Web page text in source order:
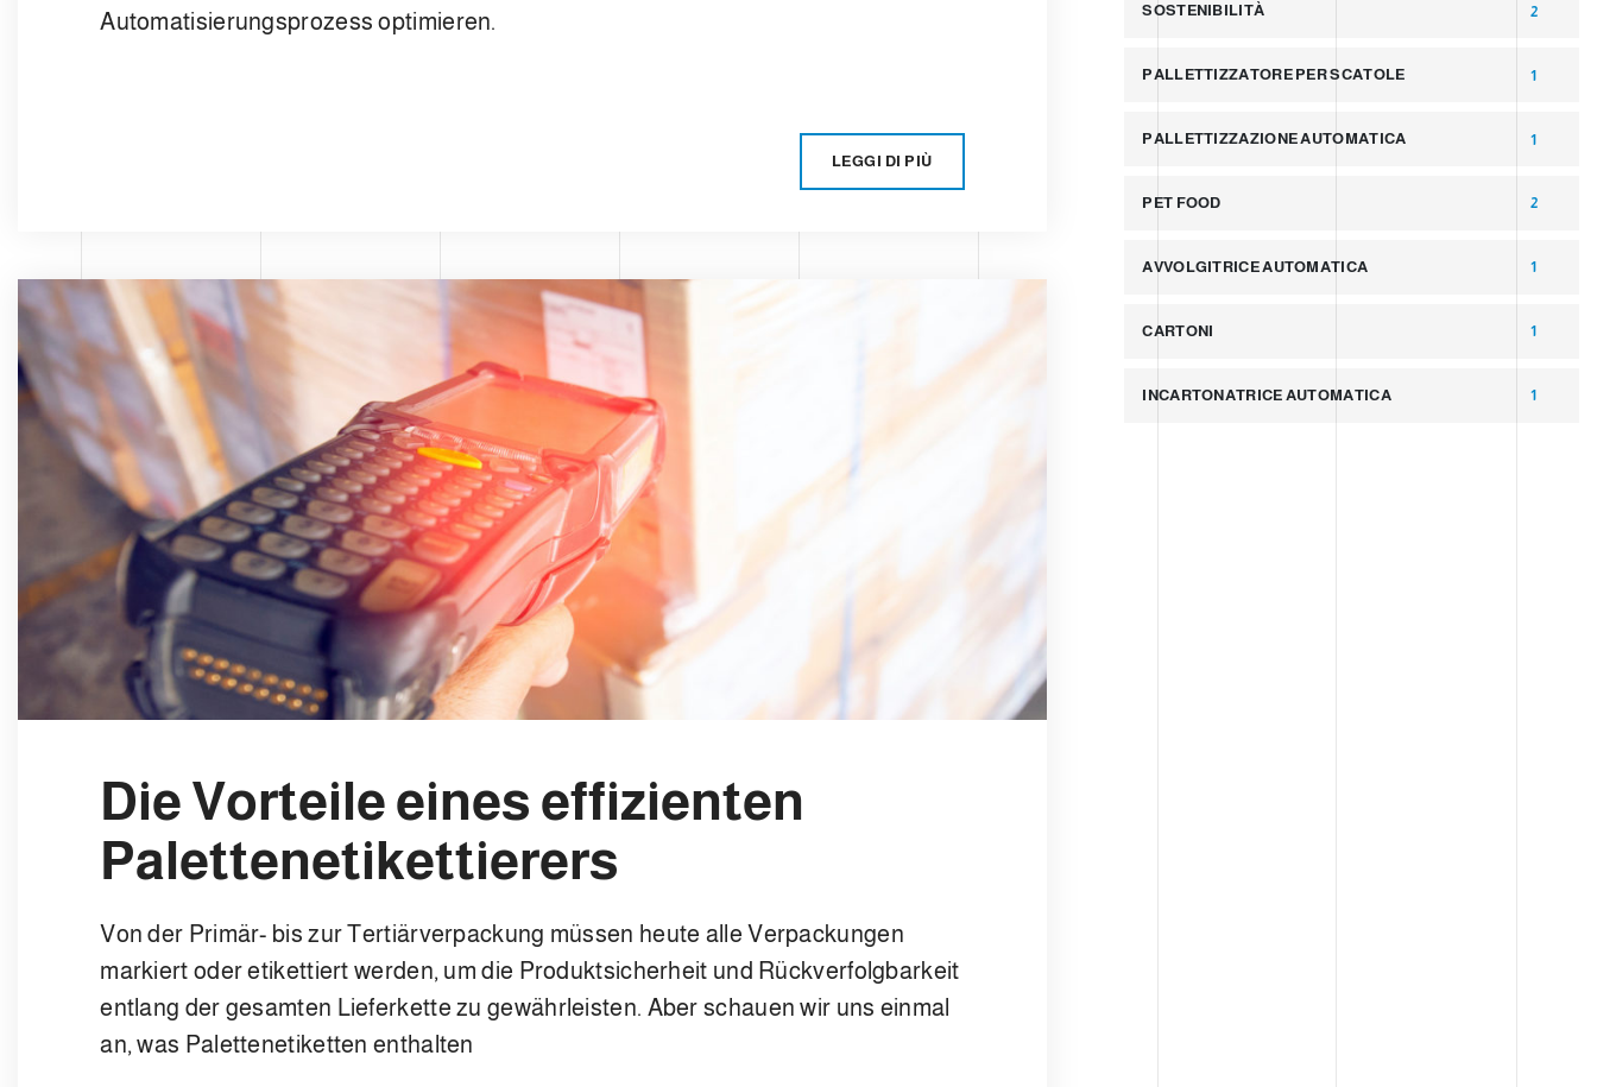
Automatisierungsprozess optimieren.
LEGGI DI PIÙ
Die Vorteile eines effizienten
Palettenetikettierers
Von der Primär- bis zur Tertiärverpackung müssen heute alle Verpackungen
markiert oder etikettiert werden, um die Produktsicherheit und Rückverfolgbarkeit
entlang der gesamten Lieferkette zu gewährleisten. Aber schauen wir uns einmal
an, was Palettenetiketten enthalten
SOSTENIBILITÀ 2
PALLETTIZZATORE PER SCATOLE 1
PALLETTIZZAZIONE AUTOMATICA 1
PET FOOD 2
AVVOLGITRICE AUTOMATICA 1
CARTONI 1
INCARTONATRICE AUTOMATICA 1